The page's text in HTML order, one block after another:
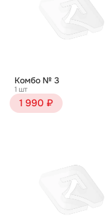
Комбо № 3
1 шт
1 990 ₽